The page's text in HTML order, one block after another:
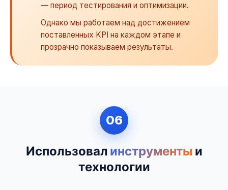
— период тестирования и оптимизации.
Однако мы работаем над достижением
поставленных KPI на каждом этапе и
прозрачно показываем результаты.
06
Использовал инструменты и
технологии